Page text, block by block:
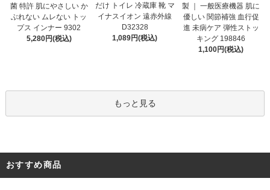
菌 特許 肌にやさしい か
ぶれない ムレない トッ
プス インナー 9302
5,280円(税込)
だけ トイレ 冷蔵庫 靴 マ
イナスイオン 遠赤外線
D32328
1,089円(税込)
製 ｜ 一般医療機器 肌に
優しい 関節補強 血行促
進 未病ケア 弾性ストッ
キング 198846
1,100円(税込)
もっと見る
おすすめ商品